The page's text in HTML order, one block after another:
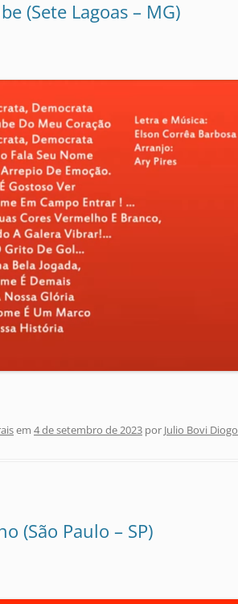
(Sete Lagoas – MG)
em 4 de setembro de 2023 por Julio Bovi Diogo
(São Paulo – SP)